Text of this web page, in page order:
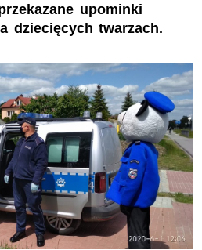
upominki
dziecięcych twarzach.